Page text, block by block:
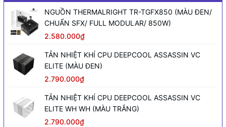
NGUỒN THERMALRIGHT TR-TGFX850 (MÀU ĐEN/
CHUẨN SFX/ FULL MODULAR/ 850W)
2.580.000₫
TẢN NHIỆT KHÍ CPU DEEPCOOL ASSASSIN VC
ELITE (MÀU ĐEN)
2.790.000₫
TẢN NHIỆT KHÍ CPU DEEPCOOL ASSASSIN VC
ELITE WH WH (MÀU TRẮNG)
2.790.000₫